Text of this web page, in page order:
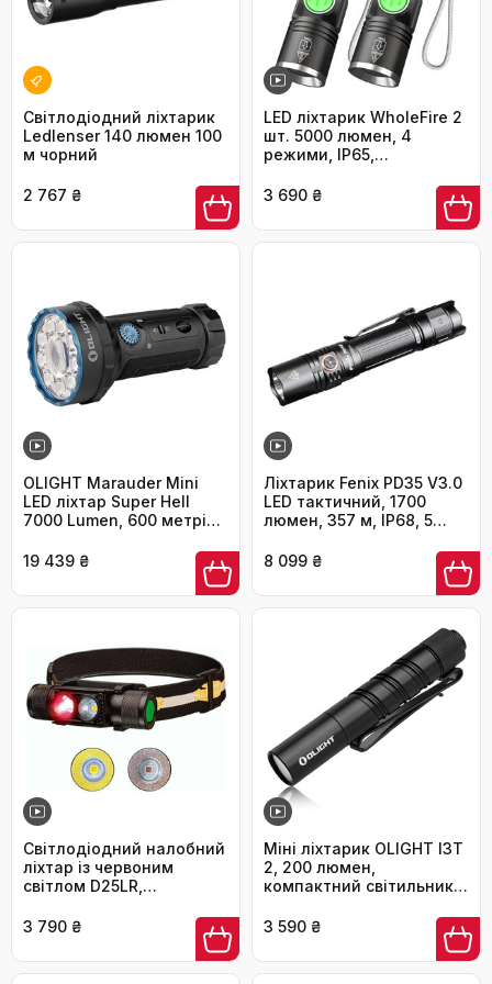
Світлодіодний ліхтарик
Ledlenser 140 люмен 100
м чорний
2 767 ₴
LED ліхтарик WholeFire 2
шт. 5000 люмен, 4
режими, IP65,
кемпінгу, дітей, туризму,
3 690 ₴
OLIGHT Marauder Mini
LED ліхтар Super Hell
7000 Lumen, 600 метрів,
прожектором та
кольори LED з датчиком
відстані, для активного
19 439 ₴
Ліхтарик Fenix PD35 V3.0
LED тактичний, 1700
люмен, 357 м, IP68, 5
8 099 ₴
Світлодіодний налобний
ліхтар із червоним
світлом D25LR,
акумуляторний, USB-C, з
високим CRI, біле та 660
нм червоне світло для
бігу й кемпінгу
3 790 ₴
Міні ліхтарик OLIGHT I3T
2, 200 люмен,
компактний світильник з
2 режими, на батарейці
туризму та походів
3 590 ₴